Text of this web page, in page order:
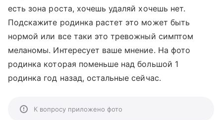
есть зона роста, хочешь удаляй хочешь нет.
Подскажите родинка растет это может быть
нормой или все таки это тревожный симптом
меланомы. Интересует ваше мнение. На фото
родинка которая поменьше над большой 1
родинка год назад, остальные сейчас.
К вопросу приложено фото